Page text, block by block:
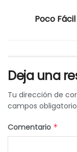
Poco
Deja una
Tu dirección de
campos
Comentario *